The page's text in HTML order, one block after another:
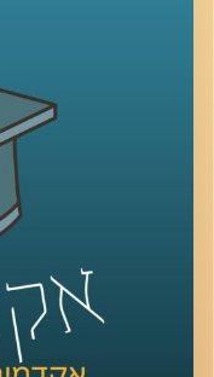
שמצליח להתחמק. זו
שעוטפות את התאים
ביולוגית. כשהתעודה
זה יכול להופיע גם
נפוצה וכואבת
אבחנה. והשאלה
האלה על פני התא
לאבחון מוקדם יותר
היום בפרק אנחנו
התרגומית, ונשאל איך
שעוזר לנו לזהות